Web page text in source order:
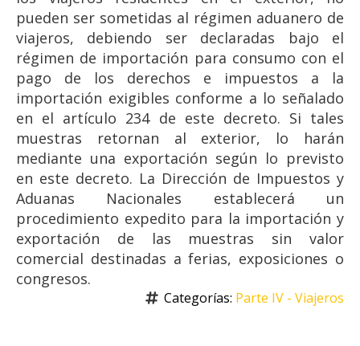
pueden ser sometidas al régimen aduanero de
viajeros, debiendo ser declaradas bajo el
régimen de importación para consumo con el
pago de los derechos e impuestos a la
importación exigibles conforme a lo señalado
en el artículo 234 de este decreto. Si tales
muestras retornan al exterior, lo harán
mediante una exportación según lo previsto
en este decreto. La Dirección de Impuestos y
Aduanas Nacionales establecerá un
procedimiento expedito para la importación y
exportación de las muestras sin valor
comercial destinadas a ferias, exposiciones o
congresos.
Categorías: Parte IV - Viajeros